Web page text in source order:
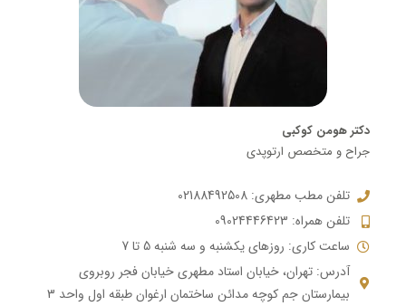
دکتر هومن کوکبی
جراح و متخصص ارتوپدی
تلفن مطب مطهری: 02188492508
تلفن همراه: 09024446423
ساعت کاری: روزهای یکشنبه و سه شنبه 5 تا 7
آدرس: تهران، خیابان استاد مطهری خیابان فجر روبروی
بیمارستان جم کوچه مدائن ساختمان ارغوان طبقه اول واحد 3